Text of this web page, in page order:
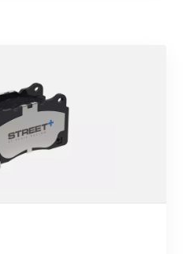
von 0 von 5 Sternen